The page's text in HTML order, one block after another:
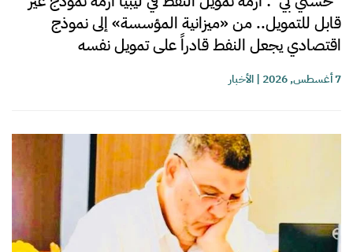
قابل للتمويل.. من «ميزانية المؤسسة» إلى نموذج
اقتصادي يجعل النفط قادراً على تمويل نفسه
7 أغسطس, 2026 |الأخبار